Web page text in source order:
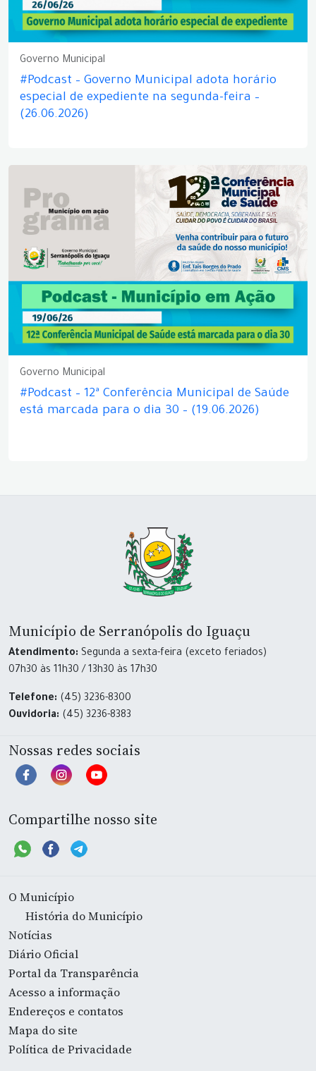
Governo Municipal
#Podcast – Governo Municipal adota horário
especial de expediente na segunda-feira –
(26.06.2026)
Governo Municipal
#Podcast – 12ª Conferência Municipal de Saúde
está marcada para o dia 30 – (19.06.2026)
Município de Serranópolis do Iguaçu
Atendimento: Segunda a sexta-feira (exceto feriados)
07h30 às 11h30 / 13h30 às 17h30
Telefone: (45) 3236-8300
Ouvidoria: (45) 3236-8383
Nossas redes sociais
Compartilhe nosso site
O Município
História do Município
Notícias
Diário Oficial
Portal da Transparência
Acesso a informação
Endereços e contatos
Mapa do site
Política de Privacidade